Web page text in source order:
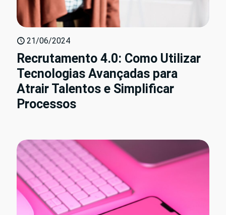
21/06/2024
Recrutamento 4.0: Como Utilizar
Tecnologias Avançadas para
Atrair Talentos e Simplificar
Processos